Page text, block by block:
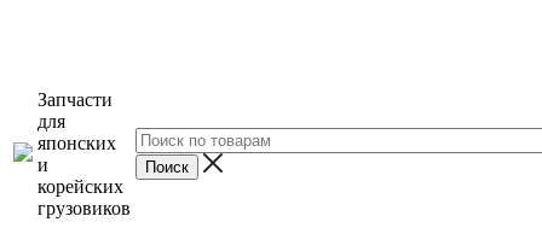
Запчасти
для
японских
и
корейских
грузовиков